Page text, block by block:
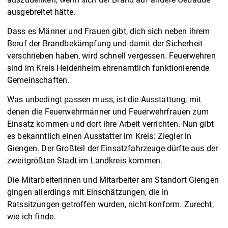
ausgebreitet hätte.
Dass es Männer und Frauen gibt, dich sich neben ihrem
Beruf der Brandbekämpfung und damit der Sicherheit
verschrieben haben, wird schnell vergessen. Feuerwehren
sind im Kreis Heidenheim ehrenamtlich funktionierende
Gemeinschaften.
Was unbedingt passen muss, ist die Ausstattung, mit
denen die Feuerwehrmänner und Feuerwehrfrauen zum
Einsatz kommen und dort ihre Arbeit verrichten. Nun gibt
es bekanntlich einen Ausstatter im Kreis: Ziegler in
Giengen. Der Großteil der Einsatzfahrzeuge dürfte aus der
zweitgrößten Stadt im Landkreis kommen.
Die Mitarbeiterinnen und Mitarbeiter am Standort Giengen
gingen allerdings mit Einschätzungen, die in
Ratssitzungen getroffen wurden, nicht konform. Zurecht,
wie ich finde.